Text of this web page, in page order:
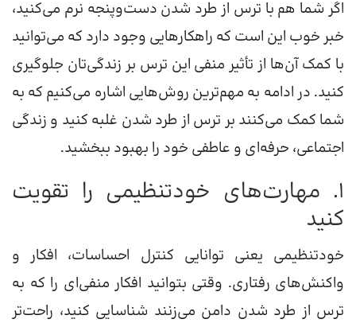
اگر شما هم با ترس از طرد شدن دست‌وپنجه نرم می‌کنید،
خبر خوب این است که راهکارهایی وجود دارد که می‌توانید
با کمک آن‌ها از تأثیر منفی این ترس بر زندگی‌تان جلوگیری
کنید. در ادامه به مهم‌ترین روش‌هایی اشاره می‌کنیم که به
شما کمک می‌کنند بر ترس از طرد شدن غلبه کنید و زندگی
اجتماعی، حرفه‌ای و عاطفی خود را بهبود ببخشید.
۱. مهارت‌های خودتنظیمی را تقویت
کنید
خودتنظیمی یعنی توانایی کنترل احساسات، افکار و
واکنش‌های رفتاری. وقتی بتوانید افکار منفی‌ای را که به
ترس از طرد شدن دامن می‌زنند شناسایی کنید، راحت‌تر